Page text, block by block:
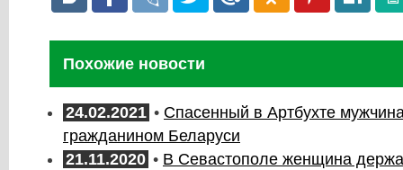
Похожие новости
24.02.2021 • Спасенный в Артбухте
гражданином Беларуси
21.11.2020 • В Севастополе женщина